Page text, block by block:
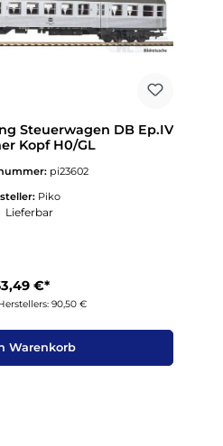
Steuerwagen DB Ep.IV
Kopf H0/GL
pi23602
Piko
Lieferbar
€*
90,50 €
Warenkorb